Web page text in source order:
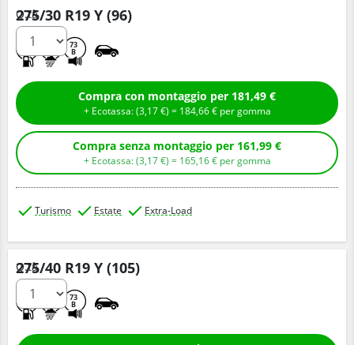
275/30 R19 Y (96)
73
B
Q.tà
Compra con montaggio per 181,49 €
+ Ecotassa: (3,17€ ) = 184,66€ per gomma
Compra senza montaggio per 161,99 €
+ Ecotassa: (3,17€ ) = 165,16€ per gomma
Turismo Estate Extra-Load
275/40 R19 Y (105)
73
B
Q.tà